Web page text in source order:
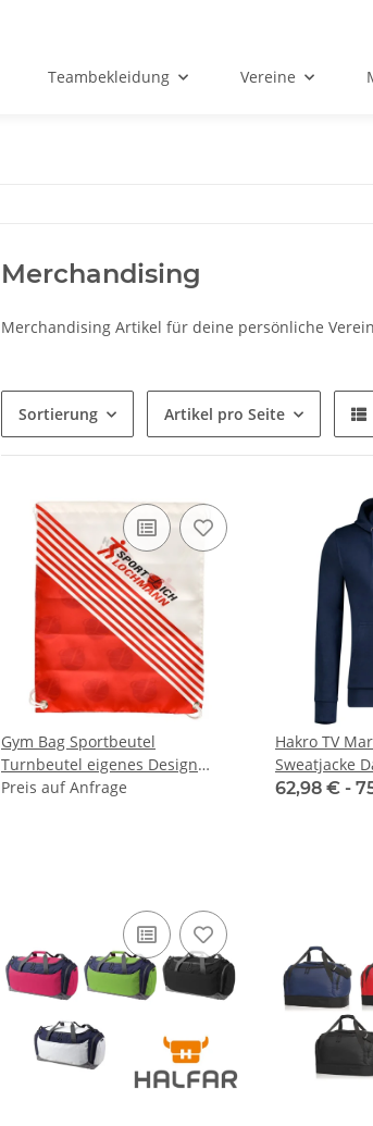
Teambekleidung Vereine
Merchandising
Merchandising Artikel für deine persönliche
Sortierung Artikel pro Seite
Gym Bag Sportbeutel
Turnbeutel eigenes Design
Musterbeutel
Preis auf Anfrage
Hakro TV
Sweatjacke
NO. 605
62,98 € -